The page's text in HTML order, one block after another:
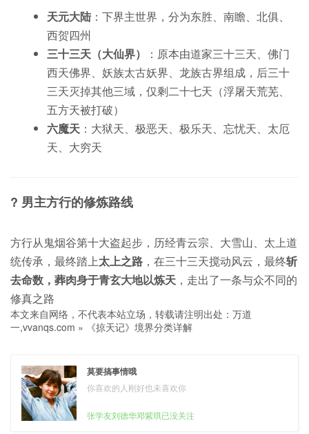
天元大陆：下界主世界，分为东胜、南瞻、北俱、
西贺四州
三十三天（大仙界）
：原本由道家三十三天、佛门
西天佛界、妖族太古妖界、龙族古界组成，后三十
三天灭掉其他三域，仅剩二十七天（浮屠天荒芜、
五方天被打破）
六魔天 ：大狱天、极恶天、极乐天、忘忧天、太厄
天、大穷天
? 男主方行的修炼路线
方行从鬼烟谷第十大盗起步，历经青云宗、大雪山、太上道
统传承，最终踏上太上之路 ，在三十三天搅动风云，最终斩
去命数，葬肉身于青玄大地以炼天 ，走出了一条与众不同的
修真之路
本文来自网络，不代表本站立场，转载请注明出处： 万道
一,vvanqs.com » 《掠天记》境界分类详解
莫要搞事情哦
你喜欢的人刚好也未喜欢你
张学友刘德华邓紫琪已没关注